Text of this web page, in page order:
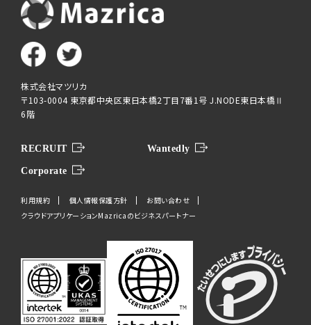
株式会社マツリカ
〒103-0004 東京都中央区東日本橋2丁目7番1号 J.NODE東日本橋Ⅱ
6階
RECRUIT Wantedly
Corporate
利用規約 個人情報保護方針
お問い合わせ
クラウドアプリケーションMazricaのビジネスパートナー